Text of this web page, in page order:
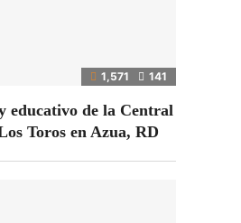
1,571 141
educativo de la Central
Toros en Azua, RD